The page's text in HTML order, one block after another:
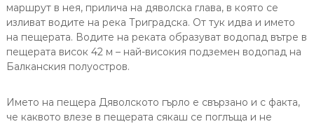
маршрут в нея, прилича на дяволска глава, в която се
изливат водите на река Триградска. От тук идва и името
на пещерата. Водите на реката образуват водопад вътре в
пещерата висок 42 м – най-високия подземен водопад на
Балканския полуостров.
Името на пещера Дяволското гърло е свързано и с факта,
че каквото влезе в пещерата сякаш се поглъща и не